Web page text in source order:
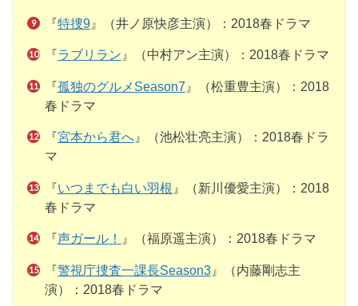
『特捜9』（井ノ原快彦主演）：2018春ドラマ
『ラブリラン 』（中村アン主演）：2018春ドラマ
『孤独のグルメSeason7 』（松重豊主演）：2018
春ドラマ
『宮本から君へ』（池松壮亮主演）：2018春ドラ
マ
『いつまでも白い羽根 』（新川優愛主演）：2018
春ドラマ
『声ガール！ 』（福原遥主演）：2018春ドラマ
『警視庁捜査一課長Season3』（内藤剛志主
演）：2018春ドラマ